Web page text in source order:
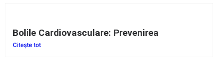
Bolile Cardiovasculare: Prevenirea
Citește tot